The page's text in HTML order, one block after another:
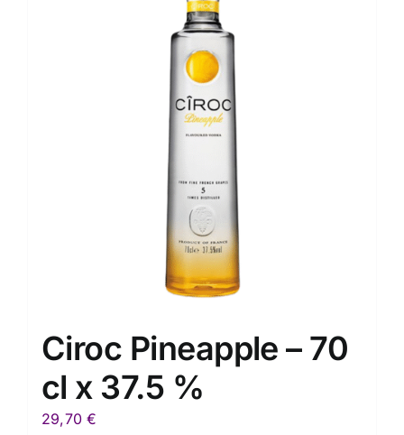
Ciroc Pineapple – 70
cl x 37.5 %
29,70€